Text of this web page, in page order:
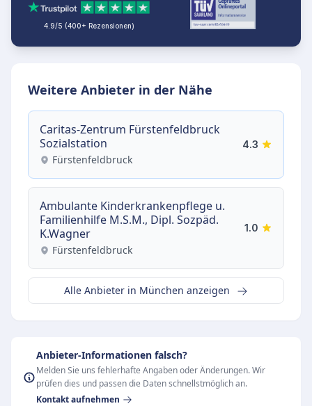
4.9/5 (400+ Rezensionen)
Weitere Anbieter in der Nähe
Caritas-Zentrum Fürstenfeldbruck
Sozialstation
Fürstenfeldbruck
4.3
Ambulante Kinderkrankenpflege u.
Familienhilfe M.S.M., Dipl. Sozpäd.
K.Wagner
Fürstenfeldbruck
1.0
Alle Anbieter in München anzeigen
Anbieter-Informationen falsch?
Melden Sie uns fehlerhafte Angaben oder Änderungen. Wir
prüfen dies und passen die Daten schnellstmöglich an.
Kontakt aufnehmen